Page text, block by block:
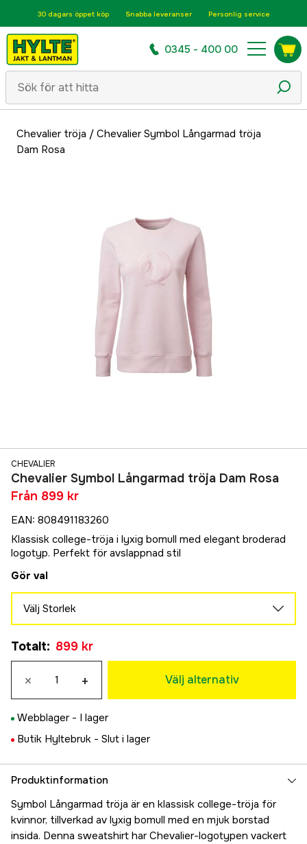
30 dagars öppet köp Snabba leveranser Personlig service
0345 - 400 00
Chevalier tröja / Chevalier Symbol Långarmad tröja
Dam Rosa
CHEVALIER
Chevalier Symbol Långarmad tröja Dam Rosa
Från 899 kr
EAN: 808491183260
Klassisk college-tröja i lyxig bomull med elegant broderad
logotyp. Perfekt för avslappnad stil
Gör val
Välj Storlek
899 kr
38W
899 kr
899 kr
899 kr
899 kr
899 kr
Totalt: 899 kr
× + Välj alternativ
Webblager - I lager
Butik Hyltebruk - Slut i lager
Produktinformation
Symbol Långarmad tröja är en klassisk college-tröja för
kvinnor, tillverkad av lyxig bomull med en mjuk borstad
insida. Denna sweatshirt har Chevalier-logotypen vackert